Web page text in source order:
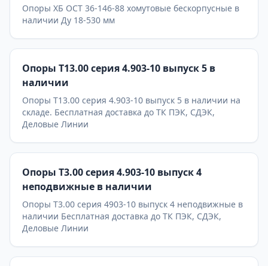
Опоры ХБ ОСТ 36-146-88 хомутовые бескорпусные в
наличии Ду 18-530 мм
Опоры Т13.00 серия 4.903-10 выпуск 5 в
наличии
Опоры Т13.00 серия 4.903-10 выпуск 5 в наличии на
складе. Бесплатная доставка до ТК ПЭК, СДЭК,
Деловые Линии
Опоры Т3.00 серия 4.903-10 выпуск 4
неподвижные в наличии
Опоры Т3.00 серия 4903-10 выпуск 4 неподвижные в
наличии Бесплатная доставка до ТК ПЭК, СДЭК,
Деловые Линии